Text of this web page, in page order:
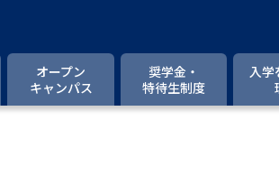
大学研究
オープン
キャンパス
奨学金・
特待生制度
入学